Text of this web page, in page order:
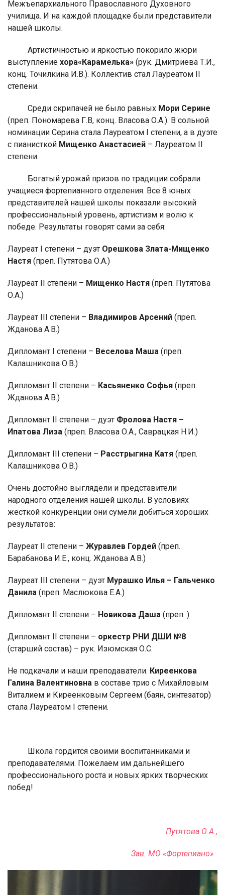
Межъепархиального Православного Духовного
училища. И на каждой площадке были представители
нашей школы.
Артистичностью и яркостью покорило жюри
выступление хора«Карамелька» (рук. Дмитриева Т.И.,
конц. Точилкина И.В.). Коллектив стал Лауреатом II
степени.
Среди скрипачей не было равных Мори Серине
(преп. Пономарева Г.В, конц. Власова О.А.). В сольной
номинации Серина стала Лауреатом I степени, а в дуэте
с пианисткой Мищенко Анастасией – Лауреатом II
степени.
Богатый урожай призов по традиции собрали
учащиеся фортепианного отделения. Все 8 юных
представителей нашей школы показали высокий
профессиональный уровень, артистизм и волю к
победе. Результаты говорят сами за себя:
Лауреат I степени – дуэт Орешкова Злата-Мищенко
Настя (преп. Путятова О.А.)
Лауреат II степени – Мищенко Настя (преп. Путятова
О.А.)
Лауреат III степени – Владимиров Арсений (преп.
Жданова А.В.)
Дипломант I степени – Веселова Маша (преп.
Калашникова О.В.)
Дипломант II степени – Касьяненко Софья (преп.
Жданова А.В.)
Дипломант II степени – дуэт Фролова Настя –
Ипатова Лиза (преп. Власова О.А., Саврацкая Н.И.)
Дипломант III степени – Расстрыгина Катя (преп.
Калашникова О.В.)
Очень достойно выглядели и представители
народного отделения нашей школы. В условиях
жесткой конкуренции они сумели добиться хороших
результатов:
Лауреат II степени – Журавлев Гордей (преп.
Барабанова И.Е., конц. Жданова А.В.)
Лауреат III степени – дуэт Мурашко Илья – Гальченко
Данила (преп. Маслюкова Е.А.)
Дипломант II степени – Новикова Даша (преп. )
Дипломант II степени – оркестр РНИ ДШИ №8
(старший состав) – рук. Изюмская О.С.
Не подкачали и наши преподаватели. Киреенкова
Галина Валентиновна в составе трио с Михайловым
Виталием и Киреенковым Сергеем (баян, синтезатор)
стала Лауреатом I степени.
Школа гордится своими воспитанниками и
преподавателями. Пожелаем им дальнейшего
профессионального роста и новых ярких творческих
побед!
Путятова О.А.,
Зав. МО «Фортепиано»